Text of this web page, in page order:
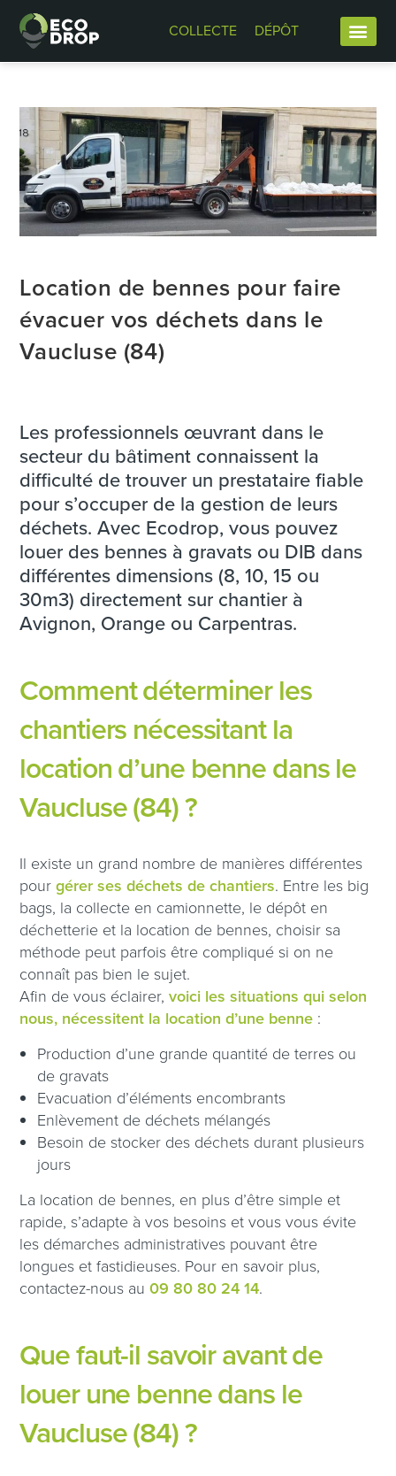
COLLECTE DÉPÔT
Location de bennes pour faire
évacuer vos déchets dans le
Vaucluse (84)
Les professionnels œuvrant dans le
secteur du bâtiment connaissent la
difficulté de trouver un prestataire fiable
pour s’occuper de la gestion de leurs
déchets. Avec Ecodrop, vous pouvez
louer des bennes à gravats ou DIB dans
différentes dimensions (8, 10, 15 ou
30m3) directement sur chantier à
Avignon, Orange ou Carpentras.
Comment déterminer les
chantiers nécessitant la
location d’une benne dans le
Vaucluse (84) ?
Il existe un grand nombre de manières différentes
pourgérer ses déchets de chantiers. Entre les big
bags, la collecte en camionnette, le dépôt en
déchetterie et la location de bennes, choisir sa
méthode peut parfois être compliqué si on ne
connaît pas bien le sujet.
Afin de vous éclairer,voici les situations qui selon
nous, nécessitent la location d’une benne :
Production d’une grande quantité de terres ou
de gravats
Evacuation d’éléments encombrants
Enlèvement de déchets mélangés
Besoin de stocker des déchets durant plusieurs
jours
La location de bennes, en plus d’être simple et
rapide, s’adapte à vos besoins et vous vous évite
les démarches administratives pouvant être
longues et fastidieuses. Pour en savoir plus,
contactez-nous au 09 80 80 24 14.
Que faut-il savoir avant de
louer une benne dans le
Vaucluse (84) ?